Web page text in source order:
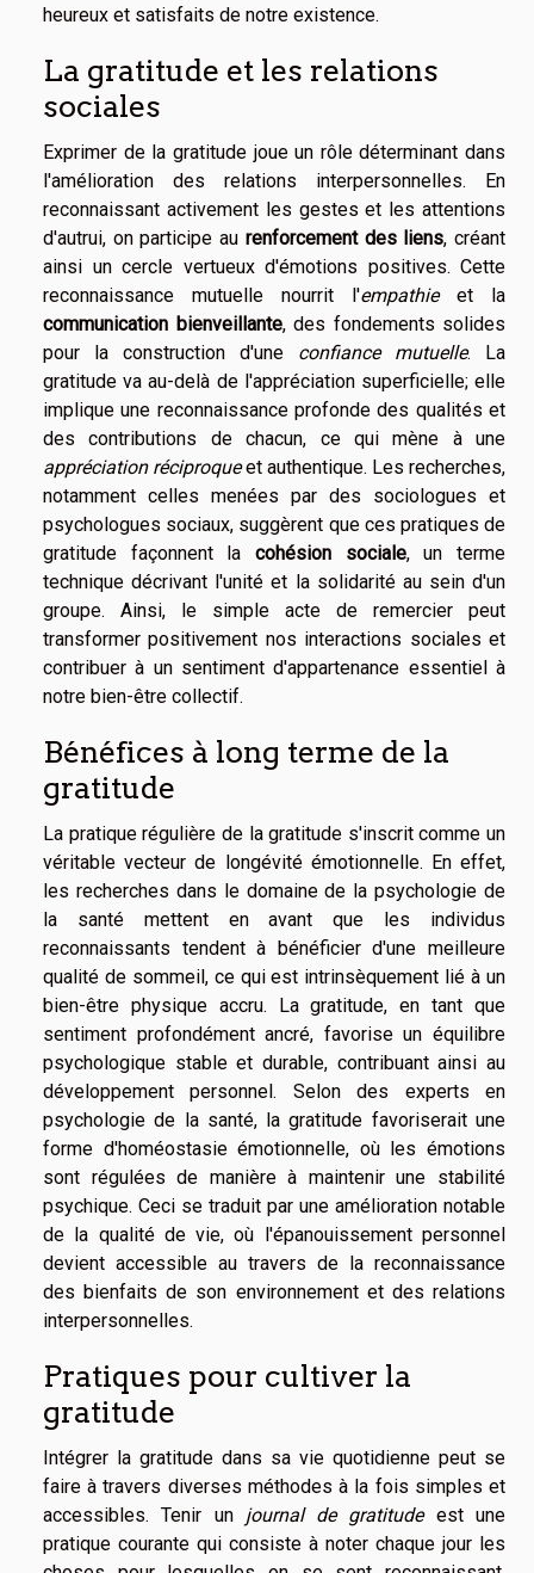
heureux et satisfaits de notre existence.
La gratitude et les relations
sociales
Exprimer de la gratitude joue un rôle déterminant dans
l'amélioration des relations interpersonnelles. En
reconnaissant activement les gestes et les attentions
d'autrui, on participe au renforcement des liens, créant
ainsi un cercle vertueux d'émotions positives. Cette
reconnaissance mutuelle nourrit l'empathieet la
communication bienveillante, des fondements solides
pour la construction d'une confiance mutuelle. La
gratitude va au-delà de l'appréciation superficielle; elle
implique une reconnaissance profonde des qualités et
des contributions de chacun, ce qui mène à une
appréciation réciproqueet authentique. Les recherches,
notamment celles menées par des sociologues et
psychologues sociaux, suggèrent que ces pratiques de
gratitude façonnent la cohésion sociale, un terme
technique décrivant l'unité et la solidarité au sein d'un
groupe. Ainsi, le simple acte de remercier peut
transformer positivement nos interactions sociales et
contribuer à un sentiment d'appartenance essentiel à
notre bien-être collectif.
Bénéfices à long terme de la
gratitude
La pratique régulière de la gratitude s'inscrit comme un
véritable vecteur de longévité émotionnelle. En effet,
les recherches dans le domaine de la psychologie de
la santé mettent en avant que les individus
reconnaissants tendent à bénéficier d'une meilleure
qualité de sommeil, ce qui est intrinsèquement lié à un
bien-être physique accru. La gratitude, en tant que
sentiment profondément ancré, favorise un équilibre
psychologique stable et durable, contribuant ainsi au
développement personnel. Selon des experts en
psychologie de la santé, la gratitude favoriserait une
forme d'homéostasie émotionnelle, où les émotions
sont régulées de manière à maintenir une stabilité
psychique. Ceci se traduit par une amélioration notable
de la qualité de vie, où l'épanouissement personnel
devient accessible au travers de la reconnaissance
des bienfaits de son environnement et des relations
interpersonnelles.
Pratiques pour cultiver la
gratitude
Intégrer la gratitude dans sa vie quotidienne peut se
faire à travers diverses méthodes à la fois simples et
accessibles. Tenir un journal de gratitudeest une
pratique courante qui consiste à noter chaque jour les